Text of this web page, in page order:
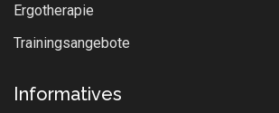
Ergotherapie
Trainingsangebote
Informatives